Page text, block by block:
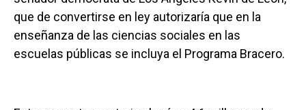
que de convertirse en ley autorizaría que en la
enseñanza de las ciencias sociales en las
escuelas públicas se incluya el Programa Bracero.